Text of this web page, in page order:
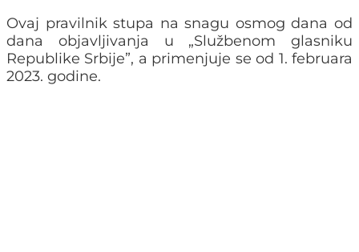
Ovaj pravilnik stupa na snagu osmog dana od
dana objavljivanja u „Službenom glasniku
Republike Srbijeˮ, a primenjuje se od 1. februara
2023. godine.